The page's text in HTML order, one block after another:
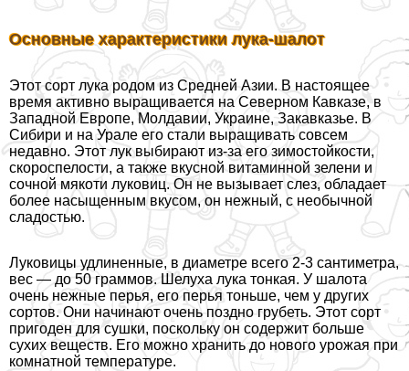
Основные хаpaктеристики лука-шалот
Этот сорт лука родом из Средней Азии. В настоящее
время активно выращивается на Северном Кавказе, в
Западной Европе, Молдавии, Украине, Закавказье. В
Сибири и на Урале его стали выращивать совсем
недавно. Этот лук выбирают из-за его зимостойкости,
скороспелости, а также вкусной витаминной зелени и
сочной мякоти луковиц. Он не вызывает слез, обладает
более насыщенным вкусом, он нежный, с необычной
сладостью.
Луковицы удлиненные, в диаметре всего 2-3 сантиметра,
вес — до 50 граммов. Шелуха лука тонкая. У шалота
очень нежные перья, его перья тоньше, чем у других
сортов. Они начинают очень поздно грубеть. Этот сорт
пригоден для сушки, поскольку он содержит больше
сухих веществ. Его можно хранить до нового урожая при
комнатной температуре.